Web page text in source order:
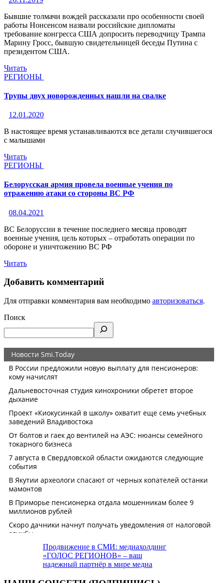
Бывшие толмачи вождей рассказали про особенности своей
работы Нонсенсом назвали российские дипломаты
требование конгресса США допросить переводчицу Трампа
Марину Гросс, бывшую свидетельницей беседы Путина с
президентом США.
Читать
РЕГИОНЫ
Трупы двух новорожденных нашли на свалке
12.01.2020
В настоящее время устанавливаются все детали случившегося
с малышами
Читать
РЕГИОНЫ
Белорусская армия провела военные учения по
отражению атаки со стороны ВС РФ
08.04.2021
ВС Белоруссии в течение последнего месяца проводят
военные учения, цель которых – отработать операции по
обороне и уничтожению ВС РФ
Читать
Добавить комментарий
Для отправки комментария вам необходимо авторизоваться.
Поиск
Продвижение в СМИ: медиахолдинг
«ГОЛОС РЕГИОНОВ» – ваш
надежный партнёр в мире медиа